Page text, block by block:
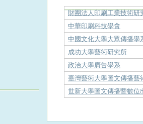
財團法人印刷工業技術研
中華印刷科技學會
中國文化大學大眾傳播學
成功大學藝術研究所
政治大學廣告學系
臺灣藝術大學圖文傳播藝
世新大學圖文傳播暨數位